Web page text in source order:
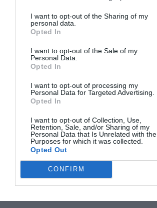
I want to opt-out of the Sharing of my
personal data.
Opted In
I want to opt-out of the Sale of my
Personal Data.
Opted In
I want to opt-out of processing my
Personal Data for Targeted Advertising.
Opted In
I want to opt-out of Collection, Use,
Retention, Sale, and/or Sharing of my
Personal Data that Is Unrelated with the
Purposes for which it was collected.
Opted Out
CONFIRM